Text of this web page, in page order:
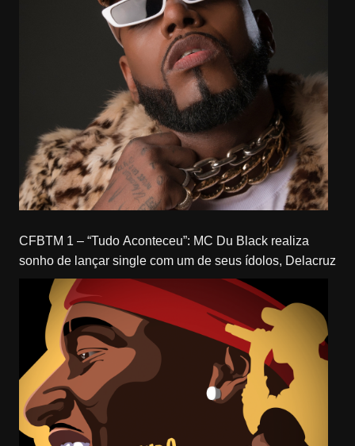
CFBTM 1 – “Tudo Aconteceu”: MC Du Black realiza
sonho de lançar single com um de seus ídolos, Delacruz